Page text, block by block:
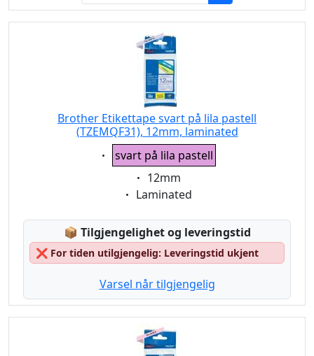
Brother Etikettape svart på lila pastell
(TZEMQF31), 12mm, laminated
Eigenschaft:
svart på lila pastell
Eigenschaft:
12mm
Eigenschaft:
Laminated
📦 Lagerstatus:
Tilgjengelighet og leveringstid
❌ For tiden utilgjengelig: Leveringstid ukjent
Varsel når tilgjengelig